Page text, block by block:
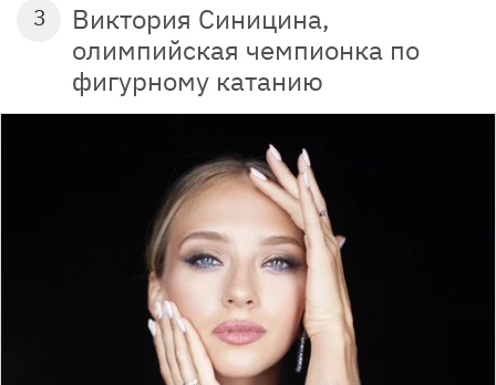
3
Виктория Синицина,
олимпийская чемпионка по
фигурному катанию